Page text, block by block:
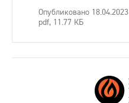
Опубликовано 18.04.2023
pdf, 11.77 КБ